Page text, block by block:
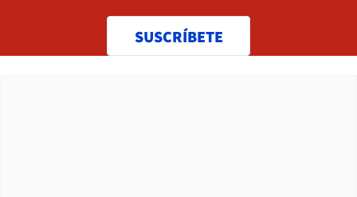
SUSCRÍBETE